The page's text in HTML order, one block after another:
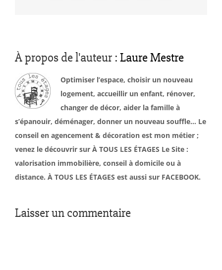
À propos de l'auteur : Laure Mestre
Optimiser l’espace, choisir un nouveau
logement, accueillir un enfant, rénover,
changer de décor, aider la famille à
s’épanouir, déménager, donner un nouveau souffle… Le
conseil en agencement & décoration est mon métier ;
venez le découvrir sur À TOUS LES ÉTAGES Le Site :
valorisation immobilière, conseil à domicile ou à
distance. À TOUS LES ÉTAGES est aussi sur FACEBOOK.
Laisser un commentaire